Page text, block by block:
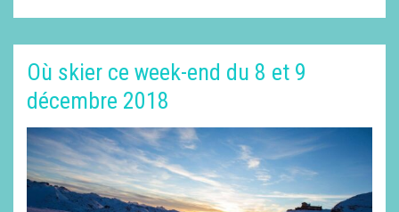
Où skier ce week-end du 8 et 9
décembre 2018